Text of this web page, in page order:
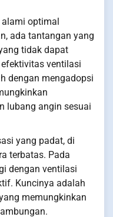
optimal
ada tantangan yang
tidak dapat
ventilasi
dengan mengadopsi
lubang angin sesuai
yang padat, di
terbatas. Pada
dengan ventilasi
Kuncinya adalah
memungkinkan